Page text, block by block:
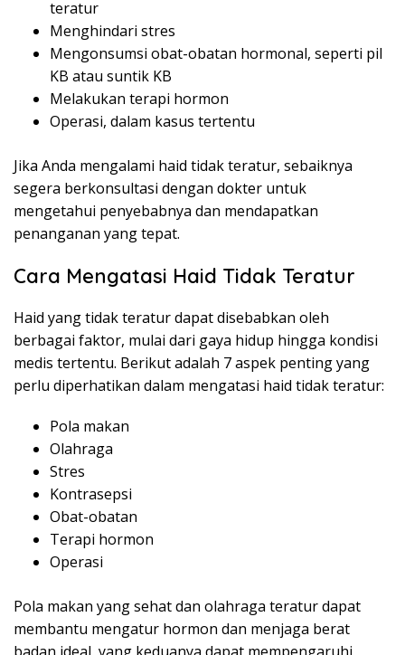
teratur
Menghindari stres
Mengonsumsi obat-obatan hormonal, seperti pil
KB atau suntik KB
Melakukan terapi hormon
Operasi, dalam kasus tertentu
Jika Anda mengalami haid tidak teratur, sebaiknya
segera berkonsultasi dengan dokter untuk
mengetahui penyebabnya dan mendapatkan
penanganan yang tepat.
Cara Mengatasi Haid Tidak Teratur
Haid yang tidak teratur dapat disebabkan oleh
berbagai faktor, mulai dari gaya hidup hingga kondisi
medis tertentu. Berikut adalah 7 aspek penting yang
perlu diperhatikan dalam mengatasi haid tidak teratur:
Pola makan
Olahraga
Stres
Kontrasepsi
Obat-obatan
Terapi hormon
Operasi
Pola makan yang sehat dan olahraga teratur dapat
membantu mengatur hormon dan menjaga berat